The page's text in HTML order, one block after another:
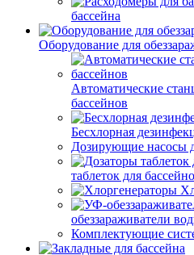
бассейна
Оборудование для
Автоматические
бассейнов
Беcхлорная
Дозирующие насосы
таблеток для
обеззараживатели
Комплектующие